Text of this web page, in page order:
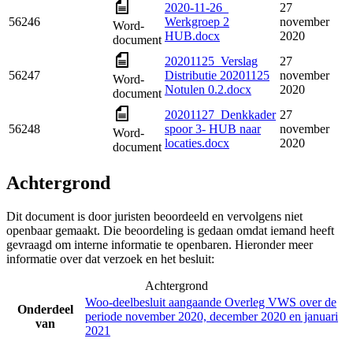
56246
Word-
document
2020-11-26_
Werkgroep 2
HUB.docx
27
november
2020
56247
Word-
document
20201125_Verslag
Distributie 20201125
Notulen 0.2.docx
27
november
2020
56248
Word-
document
20201127_Denkkader
spoor 3- HUB naar
locaties.docx
27
november
2020
Achtergrond
Dit document is door juristen beoordeeld en vervolgens niet
openbaar gemaakt. Die beoordeling is gedaan omdat iemand heeft
gevraagd om interne informatie te openbaren. Hieronder meer
informatie over dat verzoek en het besluit:
Achtergrond
Onderdeel
van
Woo-deelbesluit aangaande Overleg VWS over de
periode november 2020, december 2020 en januari
2021